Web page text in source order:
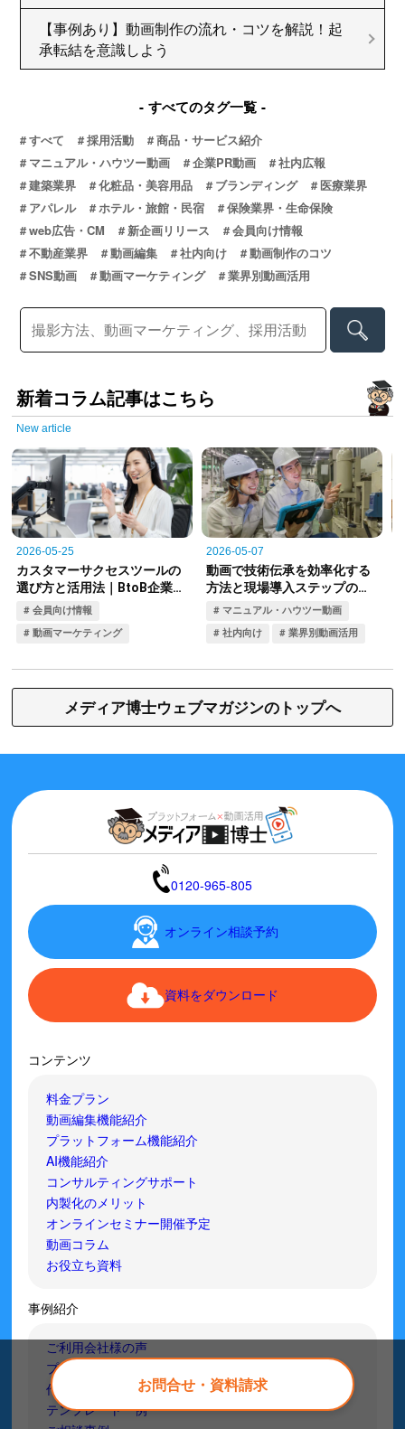
【事例あり】動画制作の流れ・コツを解説！起
承転結を意識しよう
すべてのタグ一覧
すべて 採用活動
商品・サービス紹介
マニュアル・ハウツー動画
企業PR動画
社内広報
建築業界
化粧品・美容用品 ブランディング
医療業界
アパレル
ホテル・旅館・民宿
保険業界・生命保険
web広告・CM
新企画リリース
会員向け情報
不動産業界
動画編集 社内向け
動画制作のコツ
SNS動画
動画マーケティング 業界別動画活用
新着コラム記事はこちら
New article
メディア博士ウェブマガジンのトップへ
お問合せ・資料請求
0120-965-805
オンライン相談予約
資料をダウンロード
コンテンツ
料金プラン
動画編集機能紹介
プラットフォーム機能紹介
AI機能紹介
コンサルティングサポート
内製化のメリット
オンラインセミナー開催予定
動画コラム
お役立ち資料
事例紹介
ご利用会社様の声
プラットフォーム事例
作成動画事例
テンプレート一例